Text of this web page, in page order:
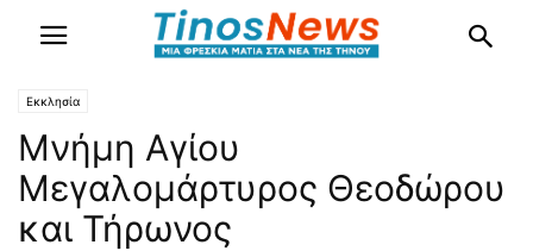
Εκκλησία
Μνήμη Αγίου
Μεγαλομάρτυρος Θεοδώρου
και Τήρωνος